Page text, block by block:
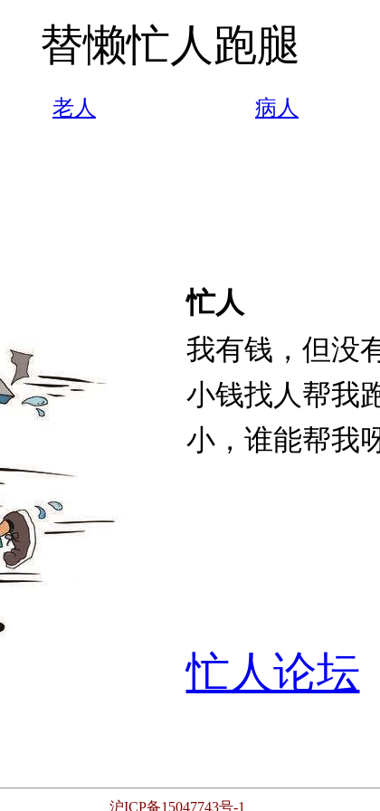
替懒忙人跑腿
老人 病人
忙人
我有钱，但没
小钱找人帮我
小，谁能帮我
忙人论坛
沪ICP备15047743号-1